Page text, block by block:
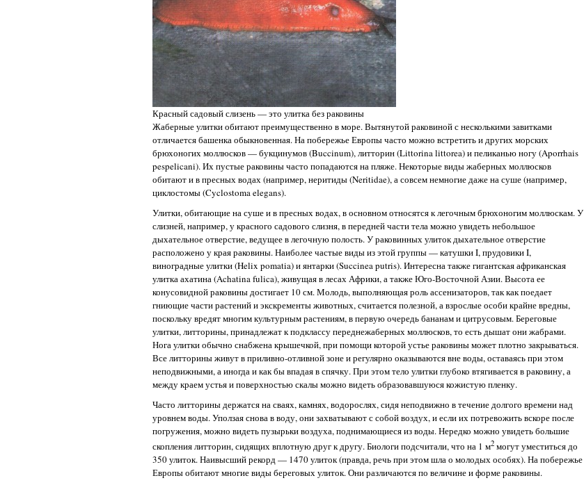
Красный садовый слизень — это улитка без раковины
Жаберные улитки обитают преимущественно в море. Вытянутой раковиной с несколькими завитками
отличается башенка обыкновенная. На побережье Европы часто можно встретить и других морских
брюхоногих моллюсков — букцинумов (Buccinum), литторин (Littorina littorea) и пеликанью ногу (Aporrhais
pespelicani). Их пустые раковины часто попадаются на пляже. Некоторые виды жаберных моллюсков
обитают и в пресных водах (например, неритиды (Neritidae), а совсем немногие даже на суше (например,
циклостомы (Cyclostoma elegans).
Улитки, обитающие на суше и в пресных водах, в основном относятся к легочным брюхоногим моллюскам. У
слизней, например, у красного садового слизня, в передней части тела можно увидеть небольшое
дыхательное отверстие, ведущее в легочную полость. У раковинных улиток дыхательное отверстие
расположено у края раковины. Наиболее частые виды из этой группы — катушки I, прудовики I,
виноградные улитки (Helix pomatia) и янтарки (Succinea putris). Интересна также гигантская африканская
улитка ахатина (Achatina fulica), живущая в лесах Африки, а также Юго-Восточной Азии. Высота ее
конусовидной раковины достигает 10 см. Молодь, выполняющая роль ассенизаторов, так как поедает
гниющие части растений и экскременты животных, считается полезной, а взрослые особи крайне вредны,
поскольку вредят многим культурным растениям, в первую очередь бананам и цитрусовым. Береговые
улитки, литторины, принадлежат к подклассу переднежаберных моллюсков, то есть дышат они жабрами.
Нога улитки обычно снабжена крышечкой, при помощи которой устье раковины может плотно закрываться.
Все литторины живут в приливно-отливной зоне и регулярно оказываются вне воды, оставаясь при этом
неподвижными, а иногда и как бы впадая в спячку. При этом тело улитки глубоко втягивается в раковину, а
между краем устья и поверхностью скалы можно видеть образовавшуюся кожистую пленку.
Часто литторины держатся на сваях, камнях, водорослях, сидя неподвижно в течение долгого времени над
уровнем воды. Уползая снова в воду, они захватывают с собой воздух, и если их потревожить вскоре после
погружения, можно видеть пузырьки воздуха, поднимающиеся из воды. Нередко можно увидеть большие
скопления литторин, сидящих вплотную друг к другу. Биологи подсчитали, что на 1 м2 могут уместиться до
350 улиток. Наивысший рекорд — 1470 улиток (правда, речь при этом шла о молодых особях). На побережье
Европы обитают многие виды береговых улиток. Они различаются по величине и форме раковины.